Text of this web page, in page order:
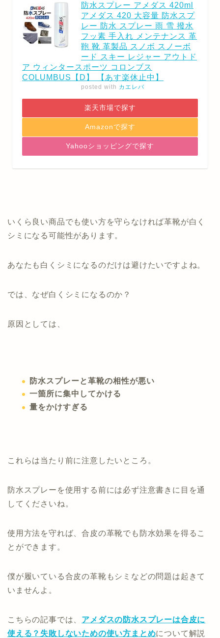
防水スプレー アメダス 420ml
アメダス 420 大容量 防水スプ
レー 防水 スプレー 雨 雪 撥水
フッ素 手入れ メンテナンス 革
鞄 靴 革製品 スノボ スノーボ
ード スキー レジャー アウトド
ア ウィンタースポーツ コロンブス
COLUMBUS【D】 【あす楽休止中】
posted with カエレバ
楽天市場で探す
Amazonで探す
Yahooショッピングで探す
いくら良い商品でも使い方を守らなければ革靴が白く
シミになる可能性があります。
あなたも白くシミになるのだけは避けたいですよね。
では、なぜ白くシミになるのか？
原因としては、
防水スプレーと革靴の相性が悪い
一箇所に集中してかける
量をかけすぎる
これらは当たり前に注意したいところ。
防水スプレーを使用する前には必ず注意書きに目を通
してくださいね。
使用方法を守れば、合皮の革靴でも防水効果を得るこ
とができます。
僕が履いている合皮の革靴もシミなどの問題は起きて
いませんよ。
こちらの記事では、 アメダスの防水スプレーは合皮に
使える？失敗しないための使い方まとめについて解説